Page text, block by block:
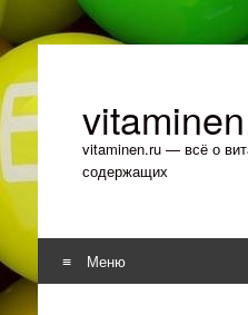
vitaminen.ru — всё о
содержащих
Меню